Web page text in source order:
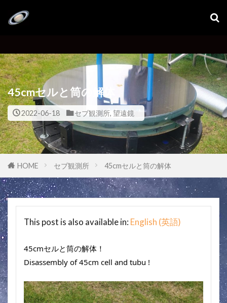
45cmセルと筒の解体
2022-06-18 セブ観測所, 望遠鏡
HOME セブ観測所 45cmセルと筒の解体
This post is also available in: English (英語)
45cmセルと筒の解体！
Disassembly of 45cm cell and tubu !